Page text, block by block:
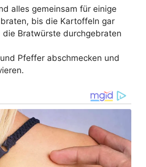
alles gemeinsam für einige
bis die Kartoffeln gar
die Bratwürste durchgebraten
Pfeffer abschmecken und